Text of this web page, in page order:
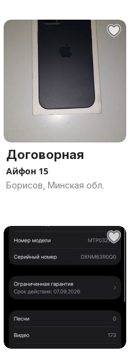
Договорная
Айфон 15
Борисов, Минская обл.